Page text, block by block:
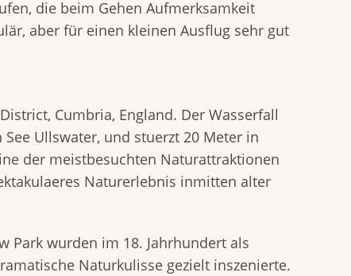
die beim Gehen Aufmerksamkeit
aber für einen kleinen Ausflug sehr gut
Cumbria, England. Der Wasserfall
Ullswater, und stuerzt 20 Meter in
der meistbesuchten Naturattraktionen
Naturerlebnis inmitten alter
Park wurden im 18. Jahrhundert als
Naturkulisse gezielt inszenierte.